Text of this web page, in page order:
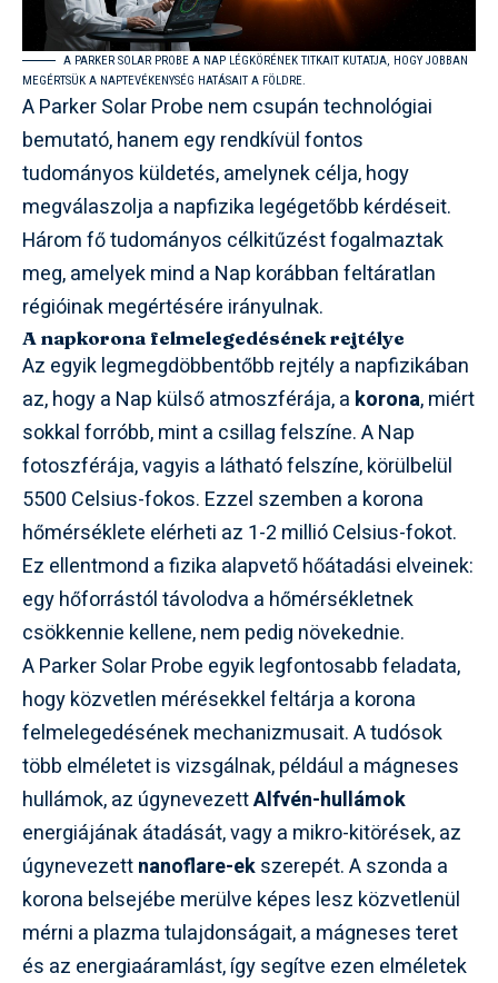
A PARKER SOLAR PROBE A NAP LÉGKÖRÉNEK TITKAIT KUTATJA, HOGY JOBBAN
MEGÉRTSÜK A NAPTEVÉKENYSÉG HATÁSAIT A FÖLDRE.
A Parker Solar Probe nem csupán technológiai
bemutató, hanem egy rendkívül fontos
tudományos küldetés, amelynek célja, hogy
megválaszolja a napfizika legégetőbb kérdéseit.
Három fő tudományos célkitűzést fogalmaztak
meg, amelyek mind a Nap korábban feltáratlan
régióinak megértésére irányulnak.
A napkorona felmelegedésének rejtélye
Az egyik legmegdöbbentőbb rejtély a napfizikában
az, hogy a Nap külső atmoszférája, a korona, miért
sokkal forróbb, mint a csillag felszíne. A Nap
fotoszférája, vagyis a látható felszíne, körülbelül
5500 Celsius-fokos. Ezzel szemben a korona
hőmérséklete elérheti az 1-2 millió Celsius-fokot.
Ez ellentmond a fizika alapvető hőátadási elveinek:
egy hőforrástól távolodva a hőmérsékletnek
csökkennie kellene, nem pedig növekednie.
A Parker Solar Probe egyik legfontosabb feladata,
hogy közvetlen mérésekkel feltárja a korona
felmelegedésének mechanizmusait. A tudósok
több elméletet is vizsgálnak, például a mágneses
hullámok, az úgynevezettAlfvén-hullámok
energiájának átadását, vagy a mikro-kitörések, az
úgynevezettnanoflare-ekszerepét. A szonda a
korona belsejébe merülve képes lesz közvetlenül
mérni a plazma tulajdonságait, a mágneses teret
és az energiaáramlást, így segítve ezen elméletek